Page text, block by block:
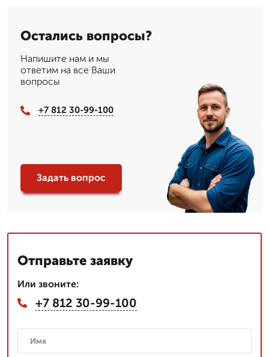
Остались вопросы?
Напишите нам и мы
ответим на все Ваши
вопросы
+7 812 30-99-100
Задать вопрос
Отправьте заявку
Или звоните:
+7 812 30-99-100